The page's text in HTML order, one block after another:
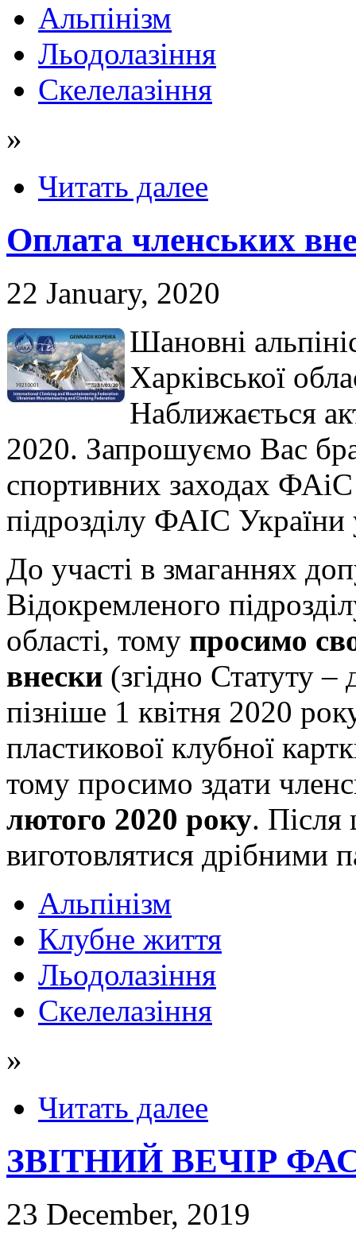
Альпінізм
Льодолазіння
Скелелазіння
»
Читать далее
Оплата членських
22 January, 2020
Шановні
Харківської
Наближається
2020. Запрошуємо Вас
спортивних заходах
підрозділу ФАІС України
До участі в змаганнях
Відокремленого
області, тому просимо
внески (згідно Статуту –
пізніше 1 квітня 2020
пластикової клубної
тому просимо здати
лютого 2020 року. Після
виготовлятися дрібними
Альпінізм
Клубне життя
Льодолазіння
Скелелазіння
»
Читать далее
ЗВІТНИЙ ВЕЧІР
23 December, 2019